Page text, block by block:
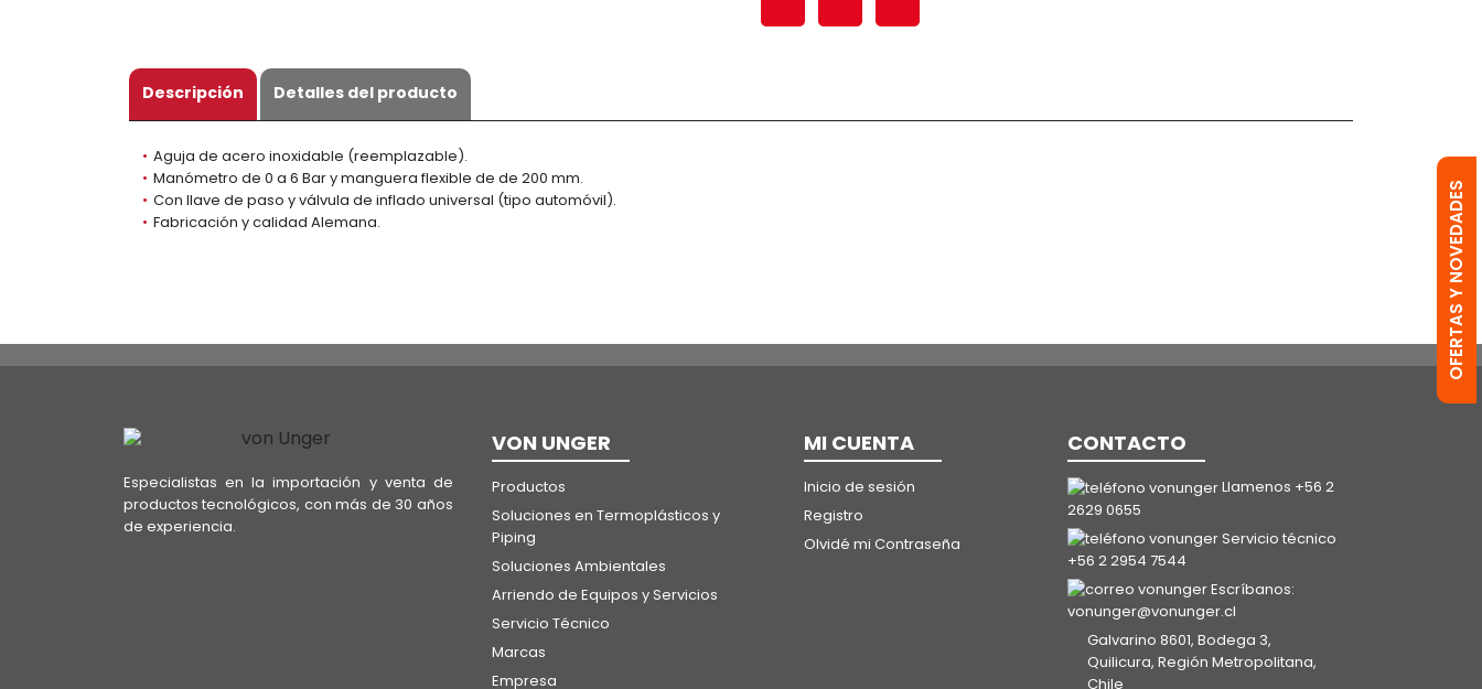
Descripción Detalles del producto
Aguja de acero inoxidable (reemplazable).
Manómetro de 0 a 6 Bar y manguera flexible de de 200 mm.
Con llave de paso y válvula de inflado universal (tipo automóvil).
Fabricación y calidad Alemana.
Especialistas en la importación y venta de
productos tecnológicos, con más de 30 años
de experiencia.
OFERTAS Y NOVEDADES
VON UNGER
Productos
Soluciones en Termoplásticos y
Piping
Soluciones Ambientales
Arriendo de Equipos y Servicios
Servicio Técnico
Marcas
Empresa
MI CUENTA
Inicio de sesión
Registro
Olvidé mi Contraseña
CONTACTO
Llamenos +56 2
2629 0655
Servicio técnico
+56 2 2954 7544
Escríbanos:
vonunger@vonunger.cl
Galvarino 8601, Bodega 3,
Quilicura, Región Metropolitana,
Chile